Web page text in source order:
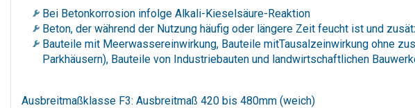
Bei Betonkorrosion infolge Alkali-Kieselsäure-Reaktion
Beton, der während der Nutzung häufig oder längere Zeit feucht ist und
Bauteile mit Meerwassereinwirkung, Bauteile mitTausalzeinwirkung ohne
Parkhäusern), Bauteile von Industriebauten und landwirtschaftlichen
Ausbreitmaßklasse F3: Ausbreitmaß 420 bis 480mm (weich)